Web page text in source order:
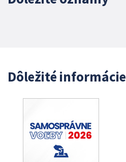
Dôležité informácie